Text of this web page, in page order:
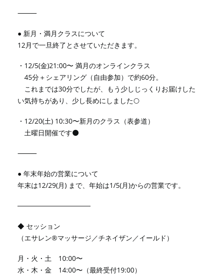
⸻
● 新月・満月クラスについて
12月で一旦終了とさせていただきます。
・12/5(金)21:00〜 満月のオンラインクラス
45分＋シェアリング（自由参加）で約60分。
これまでは30分でしたが、もう少しじっくりお届けした
い気持ちがあり、少し長めにしました🌕
・12/20(土) 10:30〜新月のクラス（表参道）
土曜日開催です🌑
⸻
● 年末年始の営業について
年末は12/29(月) まで、年始は1/5(月)からの営業です。
───────────────
◆ セッション
（エサレン®︎マッサージ／チネイザン／イールド）
月・火・土 10:00〜
水・木・金 14:00〜（最終受付19:00）